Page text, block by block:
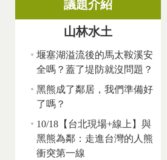
議題介紹
山林水土
堰塞湖溢流後的馬太鞍溪安
全嗎？蓋了堤防就沒問題？
黑熊成了鄰居，我們準備好
了嗎？
10/18【台北現場+線上】與
黑熊為鄰：走進台灣的人熊
衝突第一線